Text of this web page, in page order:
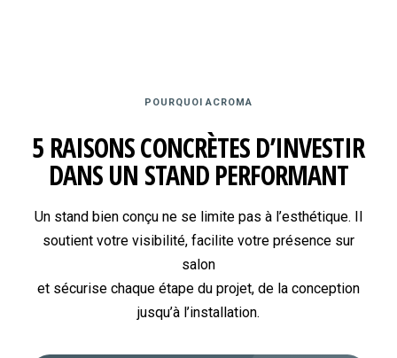
POURQUOI ACROMA
5 RAISONS CONCRÈTES D’INVESTIR
DANS UN STAND PERFORMANT
Un stand bien conçu ne se limite pas à l’esthétique. Il
soutient votre visibilité, facilite votre présence sur
salon
et sécurise chaque étape du projet, de la conception
jusqu’à l’installation.